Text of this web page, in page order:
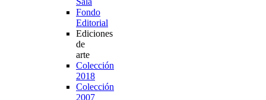
Fondo
Editorial
Ediciones
de
arte
Colección
2018
Colección
2007